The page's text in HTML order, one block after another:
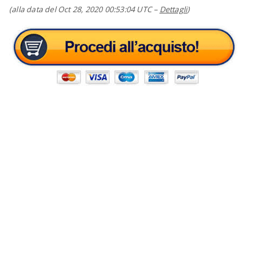
(alla data del Oct 28, 2020 00:53:04 UTC – Dettagli)